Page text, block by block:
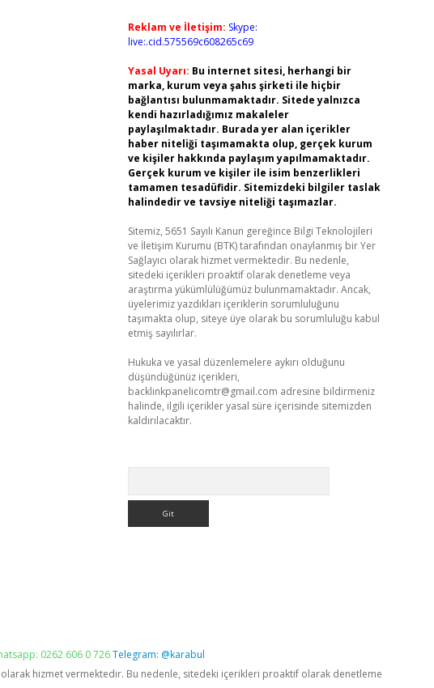
Reklam ve İletişim: Skype:
live:.cid.575569c608265c69
Yasal Uyarı: Bu internet sitesi, herhangi bir
marka, kurum veya şahıs şirketi ile hiçbir
bağlantısı bulunmamaktadır. Sitede yalnızca
kendi hazırladığımız makaleler
paylaşılmaktadır. Burada yer alan içerikler
haber niteliği taşımamakta olup, gerçek kurum
ve kişiler hakkında paylaşım yapılmamaktadır.
Gerçek kurum ve kişiler ile isim benzerlikleri
tamamen tesadüfidir. Sitemizdeki bilgiler taslak
halindedir ve tavsiye niteliği taşımazlar.
Sitemiz, 5651 Sayılı Kanun gereğince Bilgi Teknolojileri
ve İletişim Kurumu (BTK) tarafından onaylanmış bir Yer
Sağlayıcı olarak hizmet vermektedir. Bu nedenle,
sitedeki içerikleri proaktif olarak denetleme veya
araştırma yükümlülüğümüz bulunmamaktadır. Ancak,
üyelerimiz yazdıkları içeriklerin sorumluluğunu
taşımakta olup, siteye üye olarak bu sorumluluğu kabul
etmiş sayılırlar.
Hukuka ve yasal düzenlemelere aykırı olduğunu
düşündüğünüz içerikleri,
backlinkpanelicomtr@gmail.com adresine bildirmeniz
halinde, ilgili içerikler yasal süre içerisinde sitemizden
kaldırılacaktır.
0262 606 0 726Telegram: @karabul
olarak hizmet vermektedir. Bu nedenle, sitedeki içerikleri proaktif olarak denetleme